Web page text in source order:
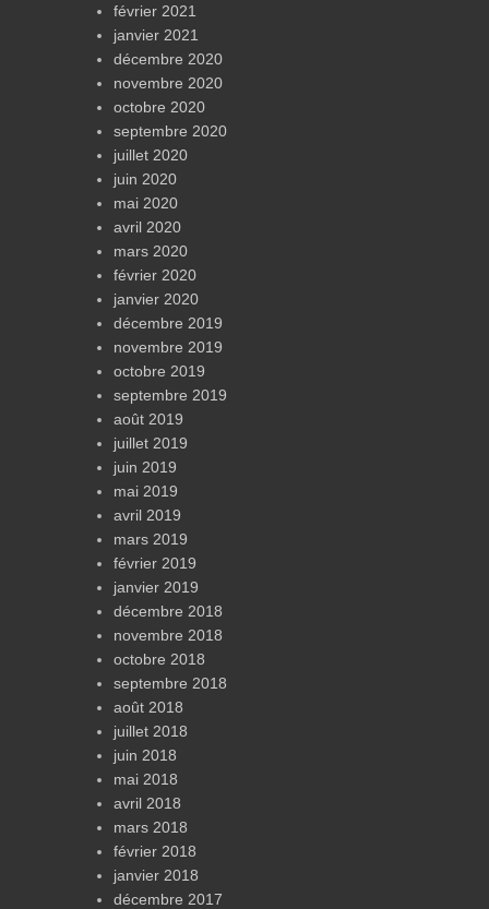
février 2021
janvier 2021
décembre 2020
novembre 2020
octobre 2020
septembre 2020
juillet 2020
juin 2020
mai 2020
avril 2020
mars 2020
février 2020
janvier 2020
décembre 2019
novembre 2019
octobre 2019
septembre 2019
août 2019
juillet 2019
juin 2019
mai 2019
avril 2019
mars 2019
février 2019
janvier 2019
décembre 2018
novembre 2018
octobre 2018
septembre 2018
août 2018
juillet 2018
juin 2018
mai 2018
avril 2018
mars 2018
février 2018
janvier 2018
décembre 2017